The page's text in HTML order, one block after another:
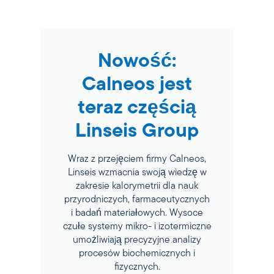
Nowość:
Calneos jest
teraz częścią
Linseis Group
Wraz z przejęciem firmy Calneos,
Linseis wzmacnia swoją wiedzę w
zakresie kalorymetrii dla nauk
przyrodniczych, farmaceutycznych
i badań materiałowych. Wysoce
czułe systemy mikro- i izotermiczne
umożliwiają precyzyjne analizy
procesów biochemicznych i
fizycznych.